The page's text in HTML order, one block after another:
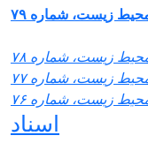
زیست، شماره ۷۹
زیست، شماره ۷۸
زیست، شماره ۷۷
زیست، شماره ۷۶
اسناد